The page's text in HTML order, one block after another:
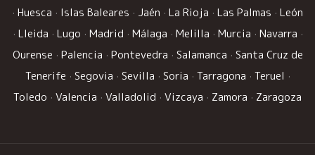
· Huesca · Islas Baleares · Jaén · La Rioja · Las Palmas · León
· Lleida · Lugo · Madrid · Málaga · Melilla · Murcia · Navarra ·
Ourense · Palencia · Pontevedra · Salamanca · Santa Cruz de
Tenerife · Segovia · Sevilla · Soria · Tarragona · Teruel ·
Toledo · Valencia · Valladolid · Vizcaya · Zamora · Zaragoza